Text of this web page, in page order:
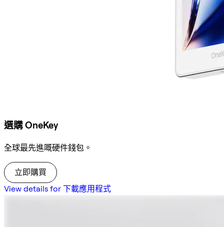
選購 OneKey
全球最先進嘅硬件錢包。
立即購買
View details for 下載應用程式